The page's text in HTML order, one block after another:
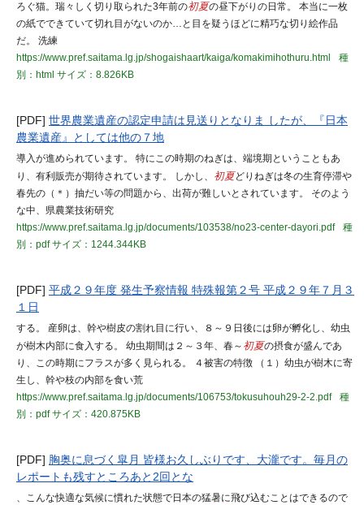
ろぐ猫。瑞々しく切り取られた3年前の初夏の昼下がりの日常。 本当に一枚
の紙でできていて切れ目がないのか…と目を疑うほどに精巧な切り絵作品
だ。 洗練
https://www.pref.saitama.lg.jp/shogaishaart/kaiga/komakimihothuru.html
種
別：html サイズ：8.826KB
[PDF] 世界農業遺産の認定申請は見送りとなりま したが、『日本
農業遺産』としては他の７地
導入が進められています。 特にこの時期のねぎは、端境期ということもあ
り、有利販売が期待されています。 しかし、 初夏 どりねぎは冬の生育停滞や
春先の（＊）抽だい等の問題から、出荷が難しいとされています。 そのよう
な中、県農業技術研究
https://www.pref.saitama.lg.jp/documents/103538/no23-center-dayori.pdf
種
別：pdfサイズ：1244.344KB
[PDF] 平成２９年度 発生予察情報 特殊報第２号 平成２９年７月３
１日
する。 産卵は、幹や樹皮の割れ目に行い、８～９日後には卵が孵化し、幼虫
が樹木内部に食入する。 幼虫期間は２～３年、春～ 初夏の摂食が盛んであ
り、この時期にフラスが多く見られる。 ４被害の特徴 （１）幼虫が樹木に寄
生し、幹や枝の内部を食い荒
https://www.pref.saitama.lg.jp/documents/106753/tokusuhouh29-2-2.pdf
種
別：pdfサイズ：420.875KB
[PDF] 胸奥に息づく皐月 皆様お久しぶりです、大瀧です。毎月の
レポートも残すところあと2回とな
、こんな快適な気候に慣れた状態で日本の猛暑に飛び込むことはできるので